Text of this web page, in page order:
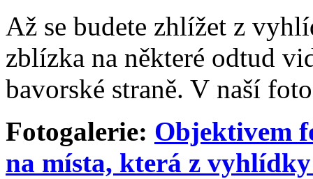
Až se budete zhlížet z
zblízka na některé odtud
bavorské straně. V naší
Fotogalerie: Objektivem
na místa, která z